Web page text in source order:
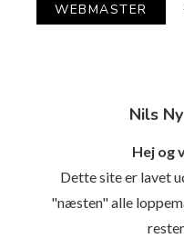
WEBMASTER
Nils
Hej og
Dette site er lavet
"næsten" alle